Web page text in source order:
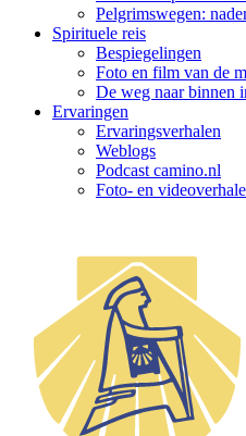
Pelgrimswegen:
Spirituele reis
Bespiegelingen
Foto en film van de
De weg naar binnen
Ervaringen
Ervaringsverhalen
Weblogs
Podcast camino.nl
Foto- en